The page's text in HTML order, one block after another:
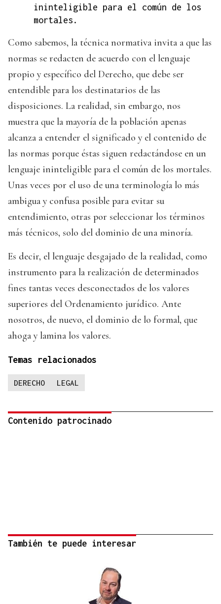
ininteligible para el común de los
mortales.
Como sabemos, la técnica normativa invita a que las
normas se redacten de acuerdo con el lenguaje
propio y específico del Derecho, que debe ser
entendible para los destinatarios de las
disposiciones. La realidad, sin embargo, nos
muestra que la mayoría de la población apenas
alcanza a entender el significado y el contenido de
las normas porque éstas siguen redactándose en un
lenguaje ininteligible para el común de los mortales.
Unas veces por el uso de una terminología lo más
ambigua y confusa posible para evitar su
entendimiento, otras por seleccionar los términos
más técnicos, solo del dominio de una minoría.
Es decir, el lenguaje desgajado de la realidad, como
instrumento para la realización de determinados
fines tantas veces desconectados de los valores
superiores del Ordenamiento jurídico. Ante
nosotros, de nuevo, el dominio de lo formal, que
ahoga y lamina los valores.
Temas relacionados
DERECHO LEGAL
Contenido patrocinado
También te puede interesar